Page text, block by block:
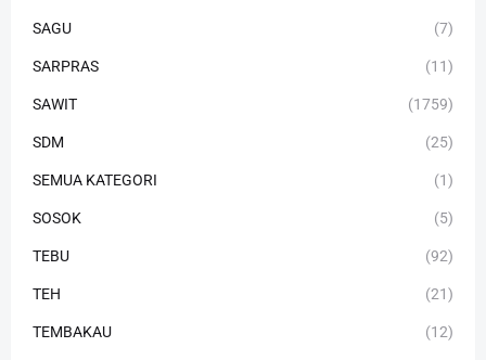
SAGU (7)
SARPRAS (11)
SAWIT (1759)
SDM (25)
SEMUA KATEGORI (1)
SOSOK (5)
TEBU (92)
TEH (21)
TEMBAKAU (12)